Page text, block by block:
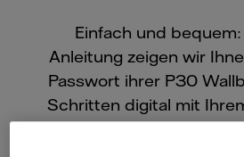
Einfach und
Anleitung zeigen wir
Passwort ihrer P30
Schritten digital mit
zurücksetzen können.